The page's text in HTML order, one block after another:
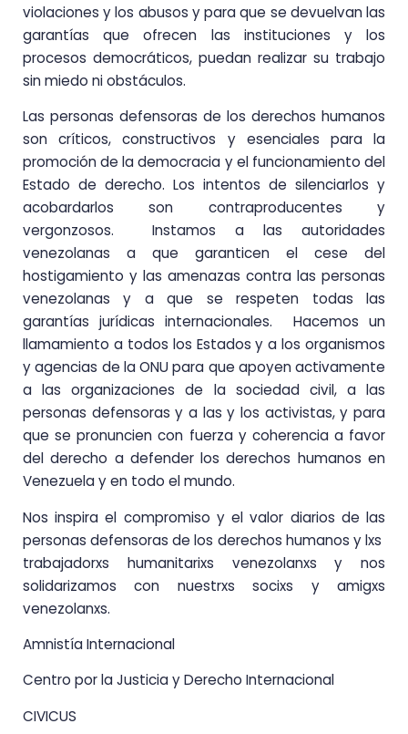
violaciones y los abusos y para que se devuelvan las
garantías que ofrecen las instituciones y los
procesos democráticos, puedan realizar su trabajo
sin miedo ni obstáculos.
Las personas defensoras de los derechos humanos
son críticos, constructivos y esenciales para la
promoción de la democracia y el funcionamiento del
Estado de derecho. Los intentos de silenciarlos y
acobardarlos son contraproducentes y
vergonzosos. Instamos a las autoridades
venezolanas a que garanticen el cese del
hostigamiento y las amenazas contra las personas
venezolanas y a que se respeten todas las
garantías jurídicas internacionales. Hacemos un
llamamiento a todos los Estados y a los organismos
y agencias de la ONU para que apoyen activamente
a las organizaciones de la sociedad civil, a las
personas defensoras y a las y los activistas, y para
que se pronuncien con fuerza y coherencia a favor
del derecho a defender los derechos humanos en
Venezuela y en todo el mundo.
Nos inspira el compromiso y el valor diarios de las
personas defensoras de los derechos humanos y lxs
trabajadorxs humanitarixs venezolanxs y nos
solidarizamos con nuestrxs socixs y amigxs
venezolanxs.
Amnistía Internacional
Centro por la Justicia y Derecho Internacional
CIVICUS